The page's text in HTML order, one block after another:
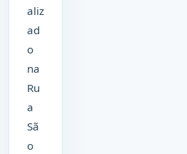
aliz
ad
o
na
Ru
a
Sã
o